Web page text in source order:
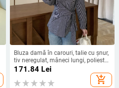
Bluza damă în carouri, talie cu șnur,
tiv neregulat, mâneci lungi, poliester
95%+, toamna 2025
171.84 Lei
add_shopping_cart